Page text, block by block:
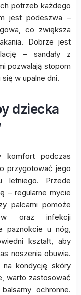
potrzeb każdego
jest podeszwa –
co zwiększa
Dobrze jest
– sandały z
pozwalają stopom
w upalne dni.
dziecka
komfort podczas
przygotować jego
letniego. Przede
– regularne mycie
palcami pomoże
oraz infekcji
paznokcie u nóg,
kształt, aby
noszenia obuwia.
kondycję skóry
warto zastosować
ochronne.